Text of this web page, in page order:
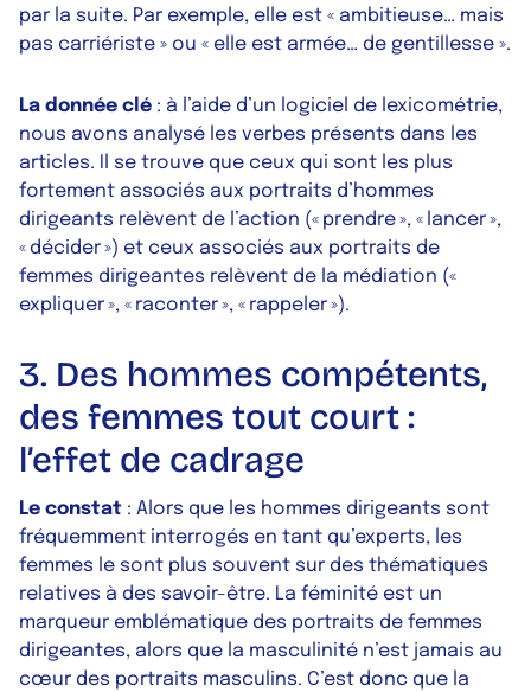
par la suite. Par exemple, elle est « ambitieuse… mais
pas carriériste » ou « elle est armée… de gentillesse ».
La donnée clé : à l’aide d’un logiciel de lexicométrie,
nous avons analysé les verbes présents dans les
articles. Il se trouve que ceux qui sont les plus
fortement associés aux portraits d’hommes
dirigeants relèvent de l’action (« prendre », « lancer »,
« décider ») et ceux associés aux portraits de
femmes dirigeantes relèvent de la médiation («
expliquer », « raconter », « rappeler »).
3. Des hommes compétents,
des femmes tout court :
l’effet de cadrage
Le constat : Alors que les hommes dirigeants sont
fréquemment interrogés en tant qu’experts, les
femmes le sont plus souvent sur des thématiques
relatives à des savoir-être. La féminité est un
marqueur emblématique des portraits de femmes
dirigeantes, alors que la masculinité n’est jamais au
cœur des portraits masculins. C’est donc que la